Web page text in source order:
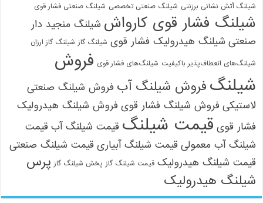
شیلنگ آتش نشانی برزنتی شیلنگ صنعتی تخصصی شیلنگ صنعتی فشار قوی
شیلنگ فشار قوی کارواش شیلنگ منجید دار
صنعتی شیلنگ هیدرولیک فشار قوی شیلنگ گاز شیلنگ گاز ارزان
شیلنگ‌های انعطاف‌پذیر باکیفیت شیلنگ‌های فشار قوی فروش
شیلنگ فروش شیلنگ آب فروش شیلنگ صنعتی
لاستیکی فروش شیلنگ فشار قوی فروش شیلنگ هیدرولیک
فشار قوی قیمت شیلنگ قیمت شیلنگ آب قیمت
شیلنگ آب معمولی قیمت شیلنگ آبیاری قیمت شیلنگ صنعتی
قیمت شیلنگ هیدرولیک قیمت شیلنگ گاز پخش شیلنگ گاز پرس
شیلنگ هیدرولیک